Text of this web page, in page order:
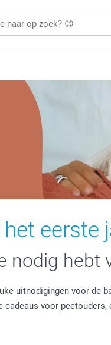
eerste
nodig hebt
uitnodigingen voor
cadeaus voor